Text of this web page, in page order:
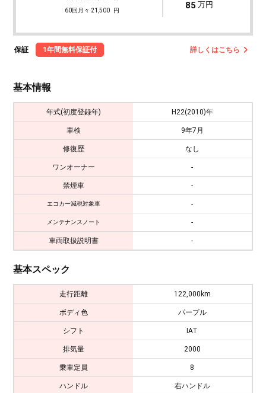
60回月々 21,500 円 85 万円
保証 1年間無料保証付 詳しくはこちら
基本情報
年式(初度登録年) H22(2010)年
車検 9年7月
修復歴 なし
ワンオーナー -
禁煙車 -
エコカー減税対象車 -
メンテナンスノート -
車両取扱説明書 -
基本スペック
走行距離 122,000km
ボディ色 パープル
シフト IAT
排気量 2000
乗車定員 8
ハンドル 右ハンドル